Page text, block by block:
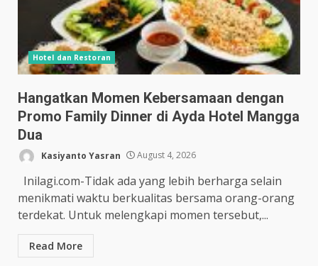
Hotel dan Restoran
Hangatkan Momen Kebersamaan dengan
Promo Family Dinner di Ayda Hotel Mangga
Dua
Kasiyanto Yasran August 4, 2026
Inilagi.com-Tidak ada yang lebih berharga selain
menikmati waktu berkualitas bersama orang-orang
terdekat. Untuk melengkapi momen tersebut,...
Read More